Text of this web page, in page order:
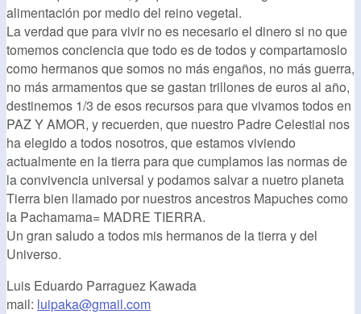
alimentación por medio del reino vegetal.
La verdad que para vivir no es necesario el dinero si no que
tomemos conciencia que todo es de todos y compartamoslo
como hermanos que somos no más engaños, no más guerra,
no más armamentos que se gastan trillones de euros al año,
destinemos 1/3 de esos recursos para que vivamos todos en
PAZ Y AMOR, y recuerden, que nuestro Padre Celestial nos
ha elegido a todos nosotros, que estamos viviendo
actualmente en la tierra para que cumplamos las normas de
la convivencia universal y podamos salvar a nuetro planeta
Tierra bien llamado por nuestros ancestros Mapuches como
la Pachamama= MADRE TIERRA.
Un gran saludo a todos mis hermanos de la tierra y del
Universo.
Luis Eduardo Parraguez Kawada
mail: luipaka@gmail.com